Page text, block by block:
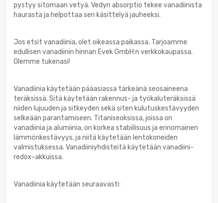
pystyy sitomaan vetyä. Vedyn absorptio tekee vanadiinista
haurasta ja helpottaa sen käsittelyä jauheeksi.
Jos etsit vanadiinia, olet oikeassa paikassa. Tarjoamme
edullisen vanadiinin hinnan Evek GmbH:n verkkokaupassa.
Olemme tukenasi!
Vanadiinia käytetään pääasiassa tärkeänä seosaineena
teräksissä. Sitä käytetään rakennus- ja työkaluteräksissä
niiden lujuuden ja sitkeyden sekä siten kulutuskestävyyden
selkeään parantamiseen. Titaniseoksissa, joissa on
vanadiinia ja alumiinia, on korkea stabiilisuus ja erinomainen
lämmönkestävyys, ja niitä käytetään lentokoneiden
valmistuksessa. Vanadiiniyhdisteitä käytetään vanadiini-
redox-akkuissa.
Vanadiinia käytetään seuraavasti: